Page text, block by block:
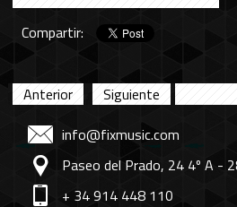
Compartir:
Anterior
Siguiente
info@fixmusic.com
Paseo del Prado, 24 4º A -
+ 34 914 448 110